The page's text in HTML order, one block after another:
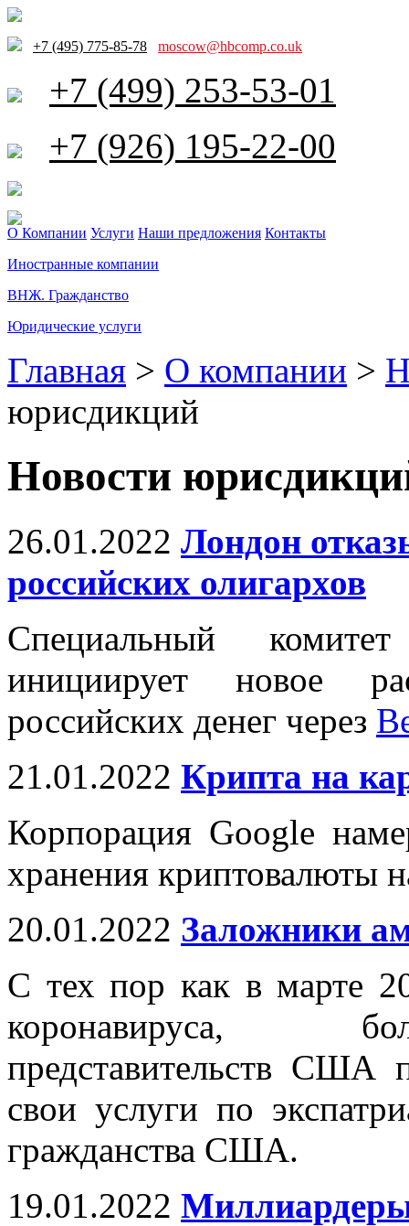
+7 (495) 775-85-78 moscow@hbcomp.co.uk
+7 (499) 253-53-01
+7 (926) 195-22-00
О Компании Услуги Наши предложения Контакты
Иностранные компании
ВНЖ. Гражданство
Юридические услуги
Главная > О компании >
юрисдикций
Новости
26.01.2022 Лондон
российских олигархов
Специальный
инициирует новое
российских денег через
21.01.2022 Крипта на
Корпорация Google
хранения криптовалюты
20.01.2022 Заложники
С тех пор как в марте
коронавируса,
представительств США
свои услуги по
гражданства США.
19.01.2022 Миллиардеры